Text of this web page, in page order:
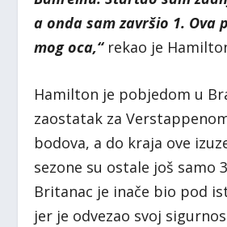
a onda sam završio 1. Ova
mog oca,“rekao je
Hamilton je pobjedom u
zaostatak za
bodova, a do kraja ove
sezone su ostale još samo
Britanac je inače bio pod
jer je odvezao svoj